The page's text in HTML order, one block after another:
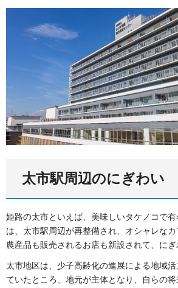
太市駅周辺のにぎわい
姫路の太市といえば、美味しいタケノコで
は、太市駅周辺が再整備され、オシャレな
農産品も販売されるお店も新設されて、にぎ
太市地区は、少子高齢化の進展による地域
ていたところ、地元が主体となり、自らの